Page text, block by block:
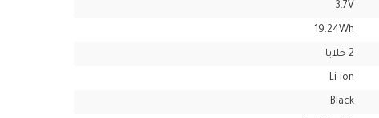
3.7V
19.24Wh
2 خلايا
Li-ion
Black